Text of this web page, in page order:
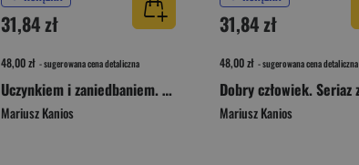
31,84 zł
48,00 zł - sugerowana cena detaliczna
Uczynkiem i zaniedbaniem. Seriaz z Zuzanną. Tom 1
Mariusz Kanios
31,84 zł
48,00 zł - sugerowana cena detaliczna
Mariusz Kanios